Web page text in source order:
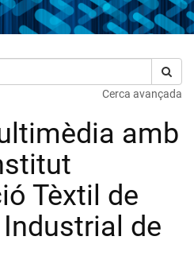
Cerca avançada
amb
Tèxtil de
de